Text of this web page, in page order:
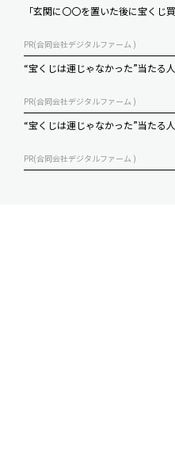
「玄関に〇〇を置いた後に宝くじ
PR(合同会社デジタルファーム )
“宝くじは運じゃなかった”当たる
PR(合同会社デジタルファーム )
“宝くじは運じゃなかった”当たる
PR(合同会社デジタルファーム )